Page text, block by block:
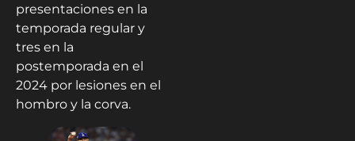
presentaciones en la
temporada regular y
tres en la
postemporada en el
2024 por lesiones en el
hombro y la corva.